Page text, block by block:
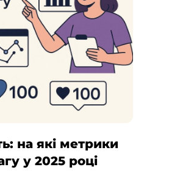
на які метрики
у 2025 році